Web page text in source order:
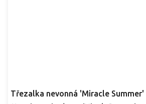
Třezalka nevonná 'Miracle Summer'